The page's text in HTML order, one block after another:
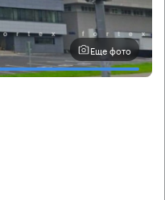
Еще фото